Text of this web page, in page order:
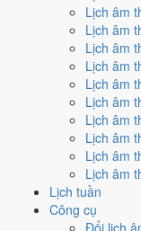
Lịch âm
Lịch âm
Lịch âm
Lịch âm
Lịch âm
Lịch âm
Lịch âm
Lịch âm
Lịch âm
Lịch âm
Lịch tuần
Công cụ
Đổi lịch
Trung bình
Nhập trạch - vào
Ngày Hắc Đạo
Cách tính ngày
Mua xe - tậu xe
Trung bình
Mua xe - tậu xe
Hắc Đạogây bất
Cách tính ngày
✈️
Xuất hành - đi xa
4
/10Trung bình